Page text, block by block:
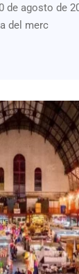
de agosto de
del merc